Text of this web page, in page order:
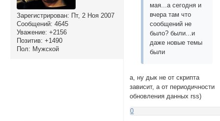
Зарегистрирован: Пт, 2 Ноя 2007
Сообщений: 4645
Уважение: +2156
Позитив: +1490
Пол: Мужской
мая...а сегодня и
вчера там что
сообщений не
было? были...и
даже новые темы
были
а, ну дык не от скрипта
зависит, а от периодичности
обновления данных rss)
0